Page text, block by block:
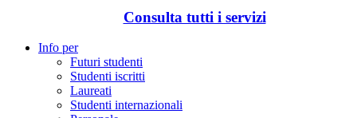
Consulta tutti i servizi
Info per
Futuri studenti
Studenti iscritti
Laureati
Studenti internazionali